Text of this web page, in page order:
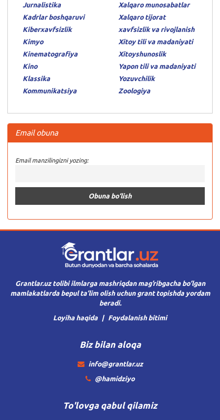
Jurnalistika
Kadrlar boshqaruvi
Kiberxavfsizlik
Kimyo
Kinematografiya
Kino
Klassika
Kommunikatsiya
Xalqaro munosabatlar
Xalqaro tijorat
xavfsizlik va rivojlanish
Xitoy tili va madaniyati
Xitoyshunoslik
Yapon tili va madaniyati
Yozuvchilik
Zoologiya
Email obuna
Email manzilingizni yozing:
Grantlar.uz tolibi ilmlarga mashriqdan mag’ribgacha bo’lgan
mamlakatlarda bepul ta’lim olish uchun grant topishda yordam
beradi.
Loyiha haqida
Foydalanish bitimi
Biz bilan aloqa
info@grantlar.uz
@hamidziyo
To'lovga qabul qilamiz